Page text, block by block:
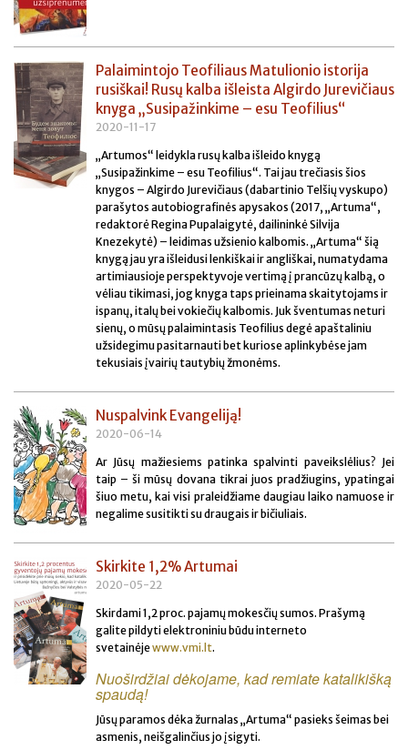
Palaimintojo Teofiliaus Matulionio istorija
rusiškai! Rusų kalba išleista Algirdo Jurevičiaus
knyga „Susipažinkime – esu Teofilius“
2020-11-17
„Artumos“ leidykla rusų kalba išleido knygą
„Susipažinkime – esu Teofilius“. Tai jau trečiasis šios
knygos – Algirdo Jurevičiaus (dabartinio Telšių vyskupo)
parašytos autobiografinės apysakos (2017, „Artuma“,
redaktorė Regina Pupalaigytė, dailininkė Silvija
Knezekytė) – leidimas užsienio kalbomis. „Artuma“ šią
knygą jau yra išleidusi lenkiškai ir angliškai, numatydama
artimiausioje perspektyvoje vertimą į prancūzų kalbą, o
vėliau tikimasi, jog knyga taps prieinama skaitytojams ir
ispanų, italų bei vokiečių kalbomis. Juk šventumas neturi
sienų, o mūsų palaimintasis Teofilius degė apaštaliniu
užsidegimu pasitarnauti bet kuriose aplinkybėse jam
tekusiais įvairių tautybių žmonėms.
Nuspalvink Evangeliją!
2020-06-14
Ar Jūsų mažiesiems patinka spalvinti paveikslėlius? Jei
taip – ši mūsų dovana tikrai juos pradžiugins, ypatingai
šiuo metu, kai visi praleidžiame daugiau laiko namuose ir
negalime susitikti su draugais ir bičiuliais.
Skirkite 1,2% Artumai
2020-05-22
Skirdami 1,2 proc. pajamų mokesčių sumos. Prašymą
galite pildyti elektroniniu būdu interneto
svetainėjewww.vmi.lt.
Nuoširdžiai dėkojame, kad remiate katalikišką
spaudą!
Jūsų paramos dėka žurnalas „Artuma“ pasieks šeimas bei
asmenis, neišgalinčius jo įsigyti.